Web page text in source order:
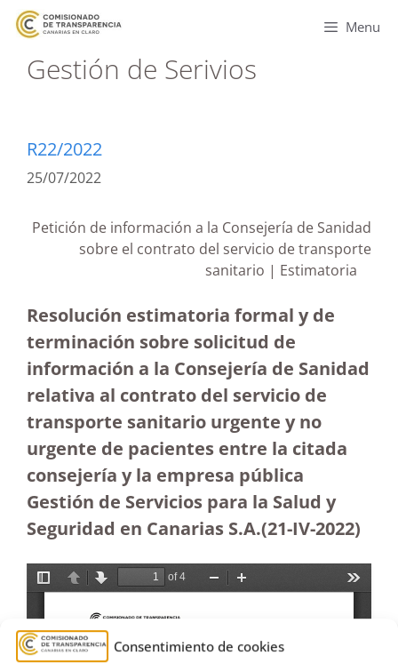
Consentimiento de cookies
Menu
Gestión de Serivios
R22/2022
25/07/2022
Petición de información a la Consejería de Sanidad
sobre el contrato del servicio de transporte
sanitario | Estimatoria
Resolución estimatoria formal y de
terminación sobre solicitud de
información a la Consejería de Sanidad
relativa al contrato del servicio de
transporte sanitario urgente y no
urgente de pacientes entre la citada
consejería y la empresa pública
Gestión de Servicios para la Salud y
Seguridad en Canarias S.A.(21-IV-2022)